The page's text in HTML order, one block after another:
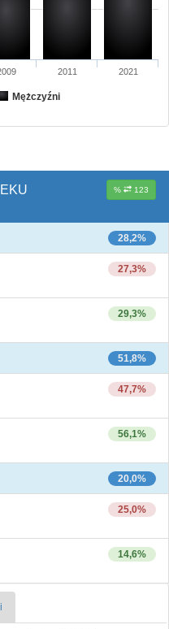
Mężczyźni
2011 2021
% 123
28,2%
27,3%
29,3%
51,8%
47,7%
56,1%
20,0%
25,0%
14,6%